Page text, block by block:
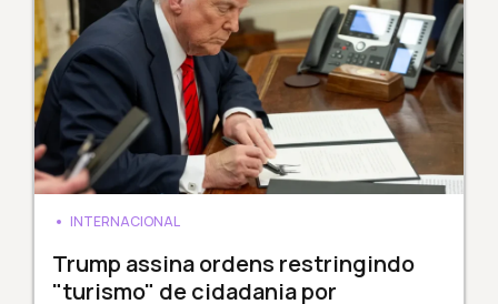
INTERNACIONAL
Trump assina ordens restringindo
"turismo" de cidadania por